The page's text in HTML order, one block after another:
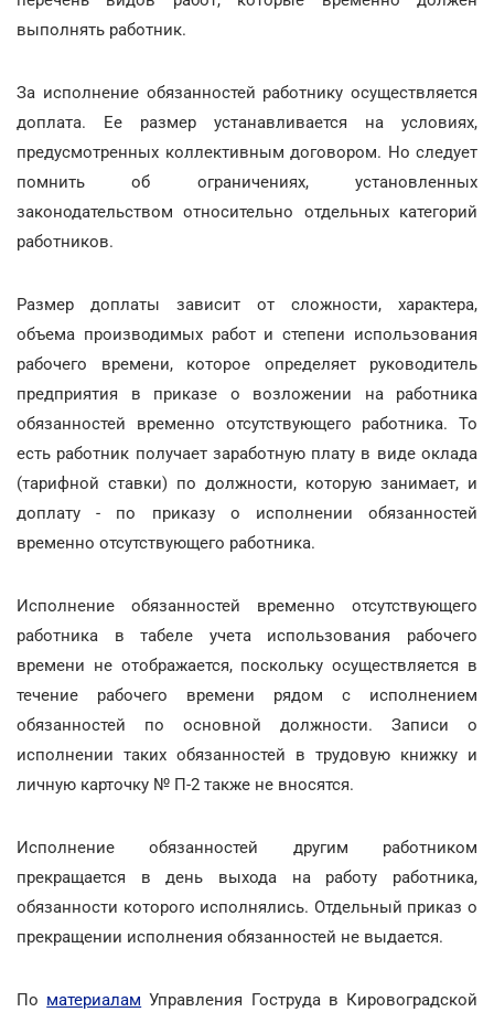
выполнять работник.
За исполнение обязанностей работнику осуществляется
доплата. Ее размер устанавливается на условиях,
предусмотренных коллективным договором. Но следует
помнить об ограничениях, установленных
законодательством относительно отдельных категорий
работников.
Размер доплаты зависит от сложности, характера,
объема производимых работ и степени использования
рабочего времени, которое определяет руководитель
предприятия в приказе о возложении на работника
обязанностей временно отсутствующего работника. То
есть работник получает заработную плату в виде оклада
(тарифной ставки) по должности, которую занимает, и
доплату - по приказу о исполнении обязанностей
временно отсутствующего работника.
Исполнение обязанностей временно отсутствующего
работника в табеле учета использования рабочего
времени не отображается, поскольку осуществляется в
течение рабочего времени рядом с исполнением
обязанностей по основной должности. Записи о
исполнении таких обязанностей в трудовую книжку и
личную карточку № П-2 также не вносятся.
Исполнение обязанностей другим работником
прекращается в день выхода на работу работника,
обязанности которого исполнялись. Отдельный приказ о
прекращении исполнения обязанностей не выдается.
По материалам Управления Гоструда в Кировоградской